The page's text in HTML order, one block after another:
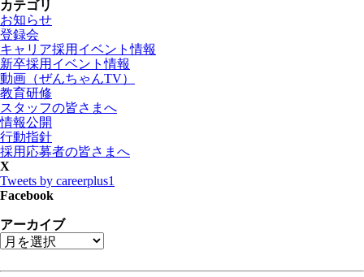
カテゴリ
お知らせ
登録会
キャリア採用イベント情報
新卒採用イベント情報
動画（ぜんちゃんTV）
教育研修
スタッフの皆さまへ
情報公開
行動指針
採用応募者の皆さまへ
X
Tweets by careerplus1
Facebook
アーカイブ